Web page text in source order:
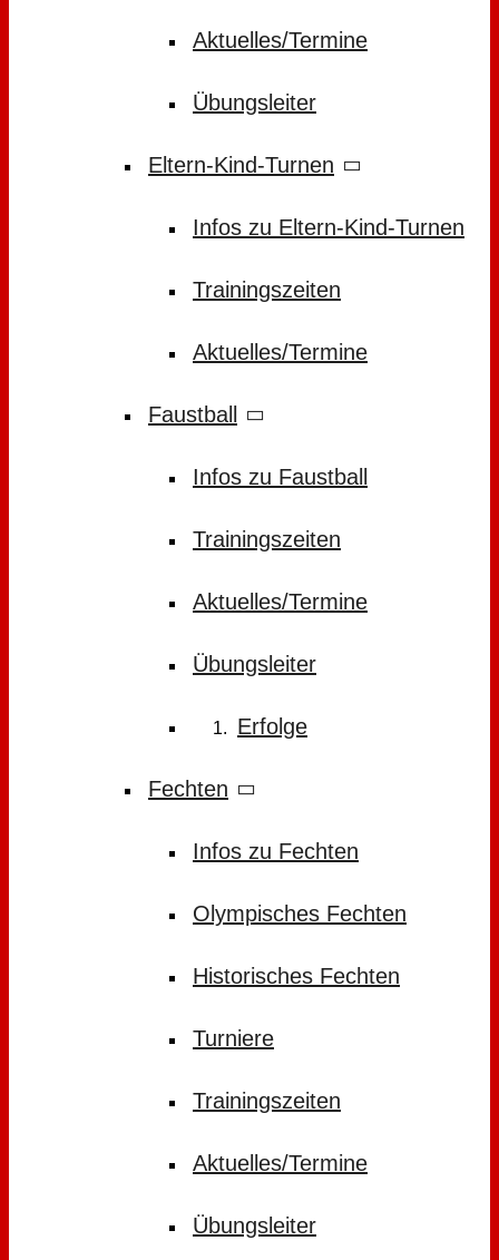
Aktuelles/Termine
Übungsleiter
Eltern-Kind-Turnen
Infos zu Eltern-Kind-Turnen
Trainingszeiten
Aktuelles/Termine
Faustball
Infos zu Faustball
Trainingszeiten
Aktuelles/Termine
Übungsleiter
Erfolge
Fechten
Infos zu Fechten
Olympisches Fechten
Historisches Fechten
Turniere
Trainingszeiten
Aktuelles/Termine
Übungsleiter